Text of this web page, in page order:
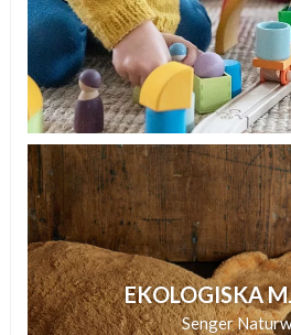
EKOLOGISKA
Senger